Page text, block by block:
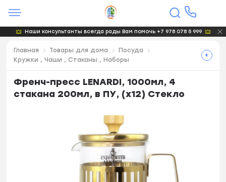
Наши консультанты всегда рады Вам помочь +7 978 078 5 999
Главная Товары для дома
Посуда
Кружки , Чаши , Стаканы , Наборы
Френч-пресс LENARDI, 1000мл, 4
стакана 200мл, в ПУ, (х12) Стекло